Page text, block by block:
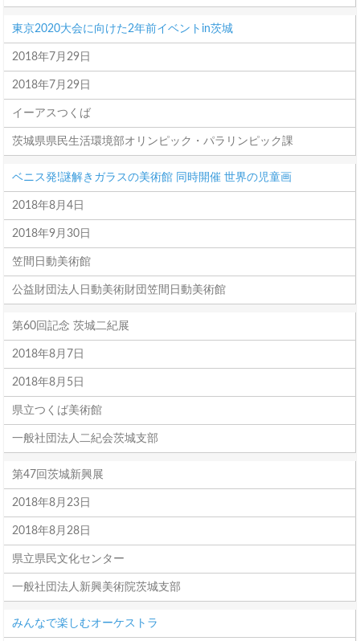
東京2020大会に向けた2年前イベントin茨城
2018年7月29日
2018年7月29日
イーアスつくば
茨城県県民生活環境部オリンピック・パラリンピック課
ベニス発!謎解きガラスの美術館 同時開催 世界の児童画
2018年8月4日
2018年9月30日
笠間日動美術館
公益財団法人日動美術財団笠間日動美術館
第60回記念 茨城二紀展
2018年8月7日
2018年8月5日
県立つくば美術館
一般社団法人二紀会茨城支部
第47回茨城新興展
2018年8月23日
2018年8月28日
県立県民文化センター
一般社団法人新興美術院茨城支部
みんなで楽しむオーケストラ